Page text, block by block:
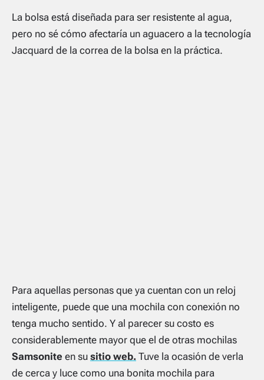
La bolsa está diseñada para ser resistente al agua,
pero no sé cómo afectaría un aguacero a la tecnología
Jacquard de la correa de la bolsa en la práctica.
Para aquellas personas que ya cuentan con un reloj
inteligente, puede que una mochila con conexión no
tenga mucho sentido. Y al parecer su costo es
considerablemente mayor que el de otras mochilas
Samsonite en su sitio web. Tuve la ocasión de verla
de cerca y luce como una bonita mochila para